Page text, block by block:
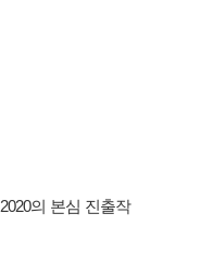
2020의 본심 진출작